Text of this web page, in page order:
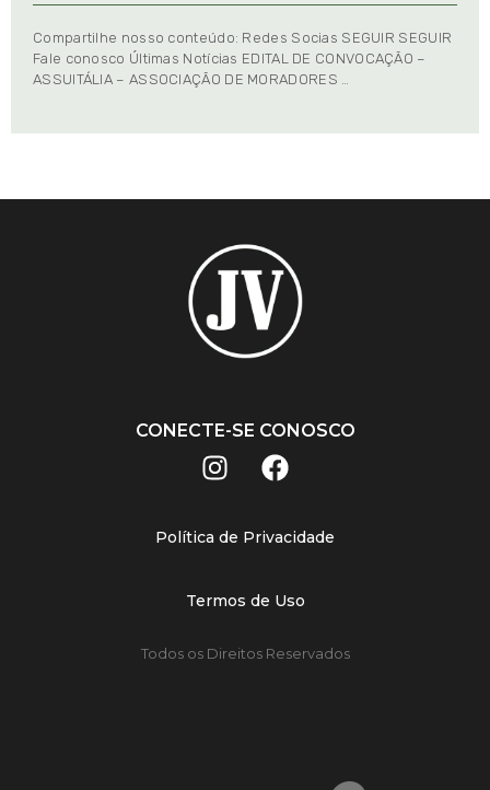
Compartilhe nosso conteúdo: Redes Socias SEGUIR SEGUIR
Fale conosco Últimas Notícias EDITAL DE CONVOCAÇÃO –
ASSUITÁLIA – ASSOCIAÇÃO DE MORADORES …
CONECTE-SE CONOSCO
Política de Privacidade
Termos de Uso
Todos os Direitos Reservados